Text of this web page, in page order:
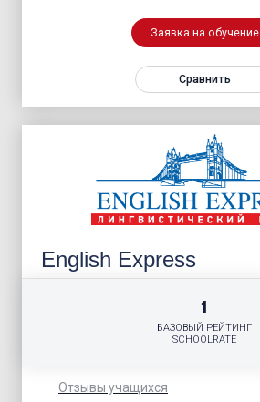
Заявка на обучение
Сравнить
English Express
Отзывы учащихся
1
БАЗОВЫЙ РЕЙТИНГ
SCHOOLRATE